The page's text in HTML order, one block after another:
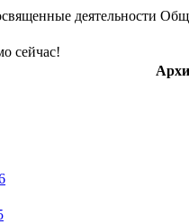
сейчас!